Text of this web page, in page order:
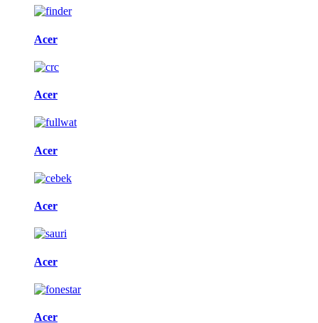
Acer
Acer
Acer
Acer
Acer
Acer